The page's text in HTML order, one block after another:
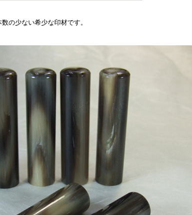
の少ない希少な印材です。